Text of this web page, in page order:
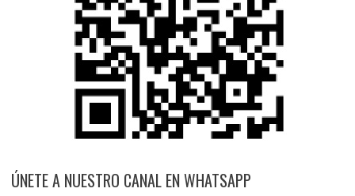
ÚNETE A NUESTRO CANAL EN WHATSAPP